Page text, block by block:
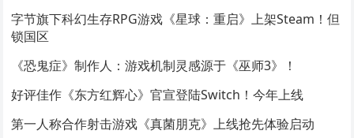
字节旗下科幻生存RPG游戏《星球：重启》上架Steam！但
锁国区
《恐鬼症》制作人：游戏机制灵感源于《巫师3》！
好评佳作《东方红辉心》官宣登陆Switch！今年上线
第一人称合作射击游戏《真菌朋克》上线抢先体验启动